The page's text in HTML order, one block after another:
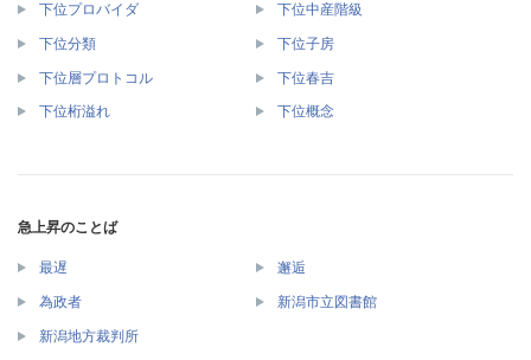
下位プロバイダ 下位中産階級
下位分類 下位子房
下位層プロトコル 下位春吉
下位桁溢れ 下位概念
急上昇のことば
最遅 邂逅
為政者 新潟市立図書館
新潟地方裁判所